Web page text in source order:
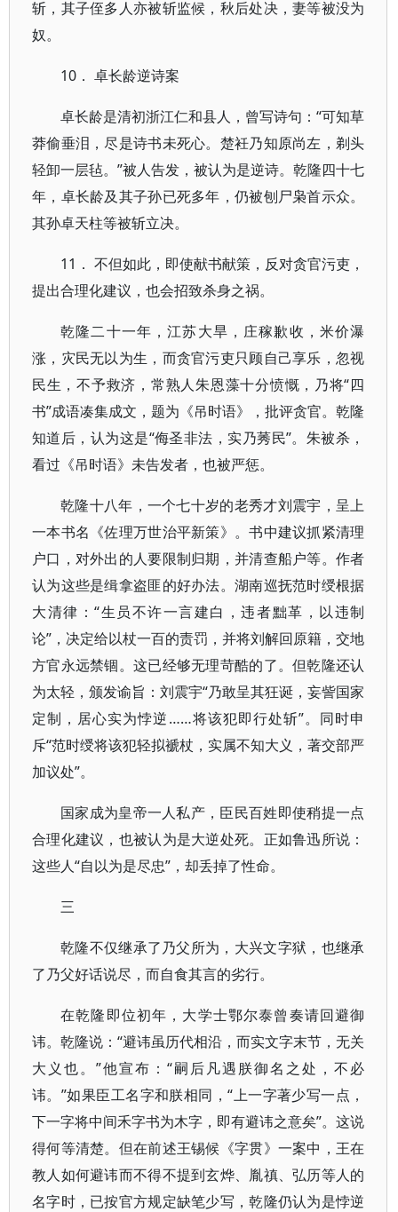
斩，其子侄多人亦被斩监候，秋后处决，妻等被没为
奴。
10． 卓长龄逆诗案
卓长龄是清初浙江仁和县人，曾写诗句：“可知草
莽偷垂泪，尽是诗书未死心。楚衽乃知原尚左，剃头
轻卸一层毡。”被人告发，被认为是逆诗。乾隆四十七
年，卓长龄及其子孙已死多年，仍被刨尸枭首示众。
其孙卓天柱等被斩立决。
11． 不但如此，即使献书献策，反对贪官污吏，
提出合理化建议，也会招致杀身之祸。
乾隆二十一年，江苏大旱，庄稼歉收，米价瀑
涨，灾民无以为生，而贪官污吏只顾自己享乐，忽视
民生，不予救济，常熟人朱恩藻十分愤慨，乃将“四
书”成语凑集成文，题为《吊时语》，批评贪官。乾隆
知道后，认为这是“侮圣非法，实乃莠民”。朱被杀，
看过《吊时语》未告发者，也被严惩。
乾隆十八年，一个七十岁的老秀才刘震宇，呈上
一本书名《佐理万世治平新策》。书中建议抓紧清理
户口，对外出的人要限制归期，并清查船户等。作者
认为这些是缉拿盗匪的好办法。湖南巡抚范时绶根据
大清律：“生员不许一言建白，违者黜革，以违制
论”，决定给以杖一百的责罚，并将刘解回原籍，交地
方官永远禁锢。这已经够无理苛酷的了。但乾隆还认
为太轻，颁发谕旨：刘震宇“乃敢呈其狂诞，妄訾国家
定制，居心实为悖逆……将该犯即行处斩”。同时申
斥“范时绶将该犯轻拟褫杖，实属不知大义，著交部严
加议处”。
国家成为皇帝一人私产，臣民百姓即使稍提一点
合理化建议，也被认为是大逆处死。正如鲁迅所说：
这些人“自以为是尽忠”，却丢掉了性命。
三
乾隆不仅继承了乃父所为，大兴文字狱，也继承
了乃父好话说尽，而自食其言的劣行。
在乾隆即位初年，大学士鄂尔泰曾奏请回避御
讳。乾隆说：“避讳虽历代相沿，而实文字末节，无关
大义也。”他宣布：“嗣后凡遇朕御名之处，不必
讳。”如果臣工名字和朕相同，“上一字著少写一点，
下一字将中间禾字书为木字，即有避讳之意矣”。这说
得何等清楚。但在前述王锡候《字贯》一案中，王在
教人如何避讳而不得不提到玄烨、胤禛、弘历等人的
名字时，已按官方规定缺笔少写，乾隆仍认为是悖逆